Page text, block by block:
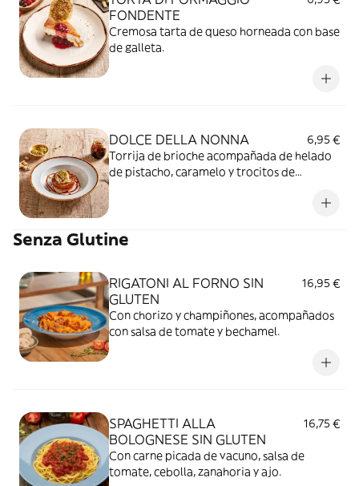
FONDENTE
Cremosa tarta de queso horneada con base
de galleta.
DOLCE DELLA NONNA
6,95 €
Torrija de brioche acompañada de helado
de pistacho, caramelo y trocitos de
Senza Glutine
RIGATONI AL FORNO SIN
GLUTEN
16,95 €
Con chorizo y champiñones, acompañados
con salsa de tomate y bechamel.
SPAGHETTI ALLA
BOLOGNESE SIN GLUTEN
16,75 €
Con carne picada de vacuno, salsa de
tomate, cebolla, zanahoria y ajo.